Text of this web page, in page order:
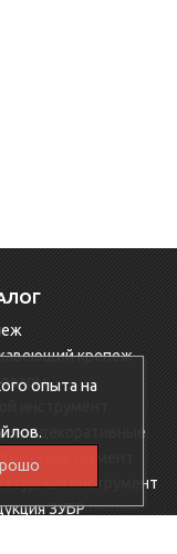
крепеж
декоративные
инструмент
инструмент
ЗУБР
опыта на